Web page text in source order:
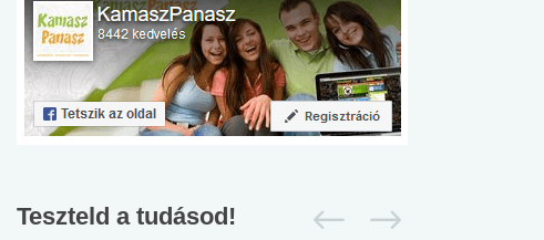
Teszteld a tudásod!